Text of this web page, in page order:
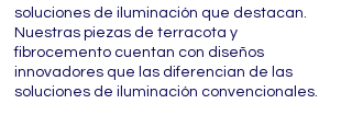
soluciones de iluminación que destacan.
Nuestras piezas de terracota y
fibrocemento cuentan con diseños
innovadores que las diferencian de las
soluciones de iluminación convencionales.